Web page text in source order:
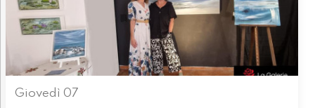
Giovedì 07